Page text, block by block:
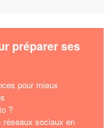
préparer ses
pour mieux
?
sociaux en